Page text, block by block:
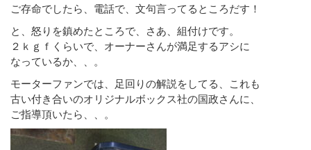
ご存命でしたら、電話で、文句言ってるところだす！
と、怒りを鎮めたところで、さあ、組付けです。
２ｋｇｆくらいで、オーナーさんが満足するアシに
なっているか、、。
モーターファンでは、足回りの解説をしてる、これも
古い付き合いのオリジナルボックス社の国政さんに、
ご指導頂いたら、、。